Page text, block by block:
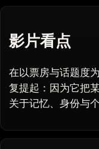
影片看点
在以票房与话题度
复提起：因为它把
关于记忆、身份与